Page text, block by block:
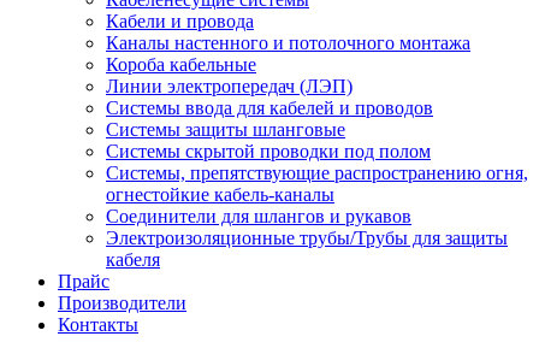
Кабели и провода
Каналы настенного и потолочного монтажа
Короба кабельные
Линии электропередач (ЛЭП)
Системы ввода для кабелей и проводов
Системы защиты шланговые
Системы скрытой проводки под полом
Системы, препятствующие распространению огня,
огнестойкие кабель-каналы
Соединители для шлангов и рукавов
Электроизоляционные трубы/Трубы для защиты
кабеля
Прайс
Производители
Контакты